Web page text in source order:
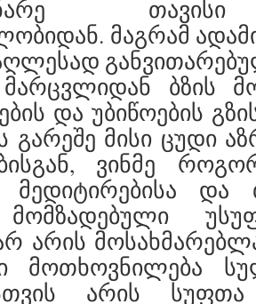
მაგრამ
მარცვლიდან ბზის
და უბიწოების
გარეშე მისი ცუდი
ვინმე
მედიტირებისა და
მომზადებული
არის
მოთხოვნილება
არის